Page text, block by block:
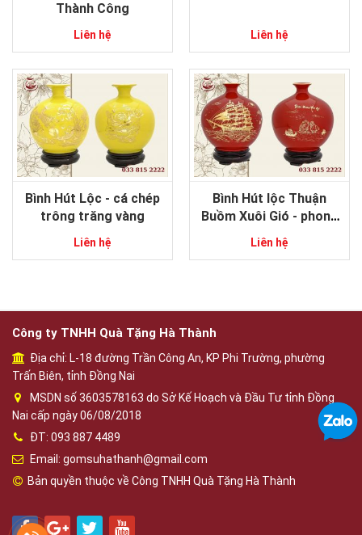
Thành Công
Liên hệ Liên hệ
Bình Hút Lộc - cá chép
trông trăng vàng
Liên hệ
Bình Hút lộc Thuận
Buồm Xuôi Gió - phong
thủy gốm sứ Bát Tràng
Liên hệ
Công ty TNHH Quà Tặng Hà Thành
Địa chỉ: L-18 đường Trần Công An, KP Phi Trường, phường
Trấn Biên, tỉnh Đồng Nai
MSDN số 3603578163 do Sở Kế Hoạch và Đầu Tư tỉnh Đồng
Nai cấp ngày 06/08/2018
ĐT: 093 887 4489
Email: gomsuhathanh@gmail.com
Bản quyền thuộc về Công TNHH Quà Tặng Hà Thành